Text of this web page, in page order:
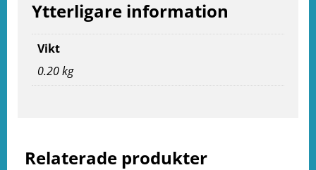
Relaterade produkter
Ytterligare information
Vikt
0.20 kg